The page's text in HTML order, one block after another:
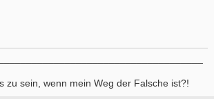
zu sein, wenn mein Weg der Falsche ist?!